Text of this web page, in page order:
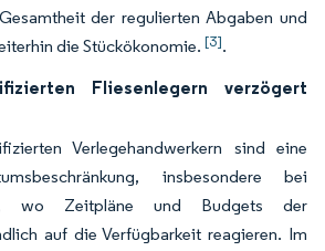
der regulierten Abgaben und
die Stückökonomie. [3].
Fliesenlegern verzögert
Verlegehandwerkern sind eine
insbesondere bei
wo Zeitpläne und Budgets der
auf die Verfügbarkeit reagieren. Im